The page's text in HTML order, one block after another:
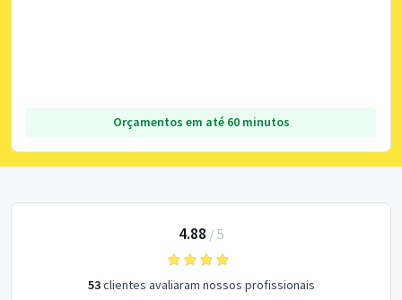
Orçamentos em até 60 minutos
4.88 / 5
53clientes avaliaram nossos profissionais